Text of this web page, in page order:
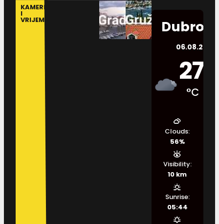
KAMERE
I
VRIJEME
06.08.2026.
27
°C
Clouds:
56%
Visibility:
10 km
Sunrise:
05:44